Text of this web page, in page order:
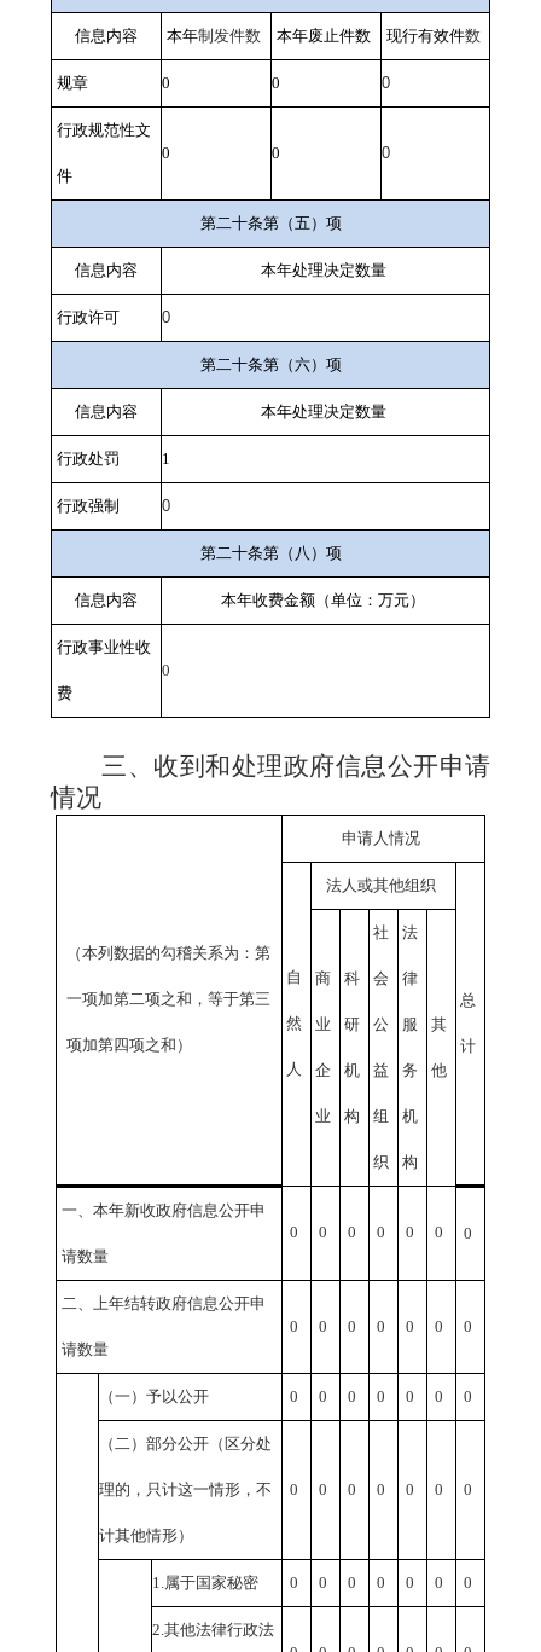
信息内容 本年制发件数 本年废止件数 现行有效件数
规章 0 0 0
行政规范性文
件
0 0 0
第二十条第（五）项
信息内容 本年处理决定数量
行政许可 0
第二十条第（六）项
信息内容 本年处理决定数量
行政处罚 1
行政强制 0
第二十条第（八）项
信息内容 本年收费金额（单位：万元）
行政事业性收
费
0
三、收到和处理政府信息公开申请
情况
（本列数据的勾稽关系为：第
一项加第二项之和，等于第三
项加第四项之和）
申请人情况
自
然
人
法人或其他组织
总
计
商
业
企
业
科
研
机
构
社
会
公
益
组
织
法
律
服
务
机
构
其
他
一、本年新收政府信息公开申
请数量
0 0 0 0 0 0 0
二、上年结转政府信息公开申
请数量
0 0 0 0 0 0 0
（一）予以公开 0 0 0 0 0 0 0
（二）部分公开（区分处
理的，只计这一情形，不
计其他情形）
0 0 0 0 0 0 0
1. 属于国家秘密 0 0 0 0 0 0 0
2. 其他法律行政法